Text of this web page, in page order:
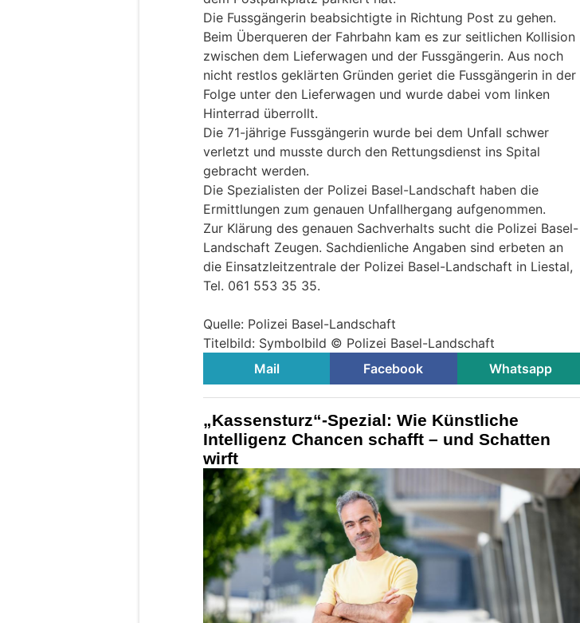
Die Fussgängerin beabsichtigte in Richtung Post zu gehen.
Beim Überqueren der Fahrbahn kam es zur seitlichen Kollision
zwischen dem Lieferwagen und der Fussgängerin. Aus noch
nicht restlos geklärten Gründen geriet die Fussgängerin in der
Folge unter den Lieferwagen und wurde dabei vom linken
Hinterrad überrollt.
Die 71-jährige Fussgängerin wurde bei dem Unfall schwer
verletzt und musste durch den Rettungsdienst ins Spital
gebracht werden.
Die Spezialisten der Polizei Basel-Landschaft haben die
Ermittlungen zum genauen Unfallhergang aufgenommen.
Zur Klärung des genauen Sachverhalts sucht die Polizei Basel-
Landschaft Zeugen. Sachdienliche Angaben sind erbeten an
die Einsatzleitzentrale der Polizei Basel-Landschaft in Liestal,
Tel. 061 553 35 35.
Quelle: Polizei Basel-Landschaft
Titelbild: Symbolbild © Polizei Basel-Landschaft
Mail
Facebook Whatsapp
„Kassensturz“-Spezial: Wie Künstliche
Intelligenz Chancen schafft – und Schatten
wirft